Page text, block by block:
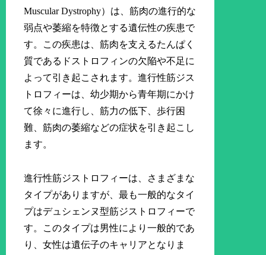
Muscular Dystrophy）は、筋肉の進行的な
弱点や萎縮を特徴とする遺伝性の疾患で
す。この疾患は、筋肉を支えるたんぱく
質であるドストロフィンの欠陥や不足に
よって引き起こされます。進行性筋ジス
トロフィーは、幼少期から青年期にかけ
て徐々に進行し、筋力の低下、歩行困
難、筋肉の萎縮などの症状を引き起こし
ます。
進行性筋ジストロフィーは、さまざまな
タイプがありますが、最も一般的なタイ
プはデュシェンヌ型筋ジストロフィーで
す。このタイプは男性により一般的であ
り、女性は遺伝子のキャリアとなりま